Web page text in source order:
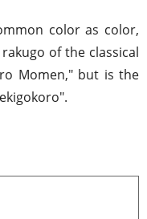
color as color,
of the classical
Momen," but is the